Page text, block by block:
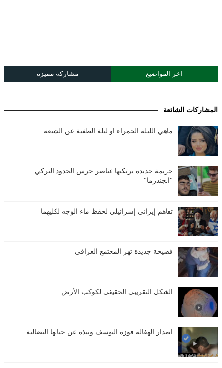
اخر المواضيع مشاركة مميزة
المشاركات الشائعة
ماهي الليلة الحمراء او ليلة الطفية عن الشيعه
جريمة جديده يرتكبها عناصر حرس الحدود التركي
"الجندرما"
تفاهم إيراني إسرائيلي لحفظ ماء الوجه لكليهما
فضيحة جديدة تهز المجتمع العراقي
الشكل التقريبي الحقيقي لكوكب الأرض
اصدار الهفالة فوزه اليوسف ونبذه عن حياتها النضالية